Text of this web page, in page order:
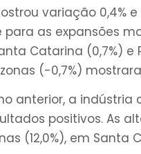
variação 0,4%
as expansões
Catarina (0,7%)
(-0,7%)
anterior, a indústria
positivos. As
(12,0%), em Santa